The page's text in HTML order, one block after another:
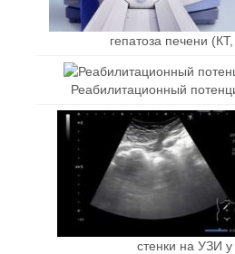
гепатоза печени
Реабилитационный
стенки на УЗИ у